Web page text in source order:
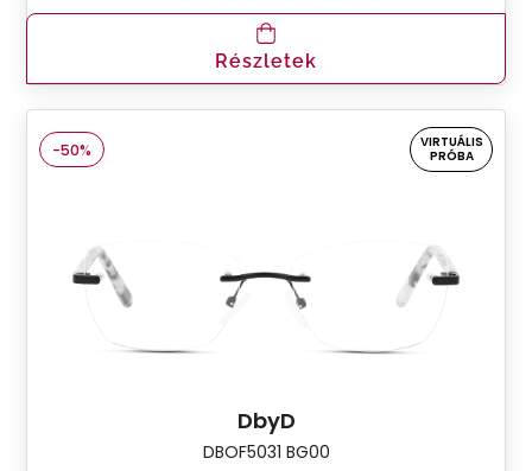
Részletek
-50%
VIRTUÁLIS
PRÓBA
DbyD
DBOF5031 BG00